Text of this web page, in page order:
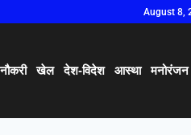
August 8,
नौकरी खेल देश-विदेश आस्था मनोरंजन